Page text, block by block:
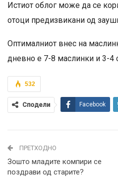
Истиот облог може да се
отоци предизвикани од
Оптималниот внес на
дневно е 7-8 маслинки и 3-4
532
Сподели Facebook
ПРЕТХОДНО
Зошто младите компири се
поздрави од старите?